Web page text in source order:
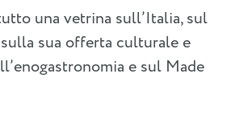
una vetrina sull’Italia, sul
sua offerta culturale e
e sul Made